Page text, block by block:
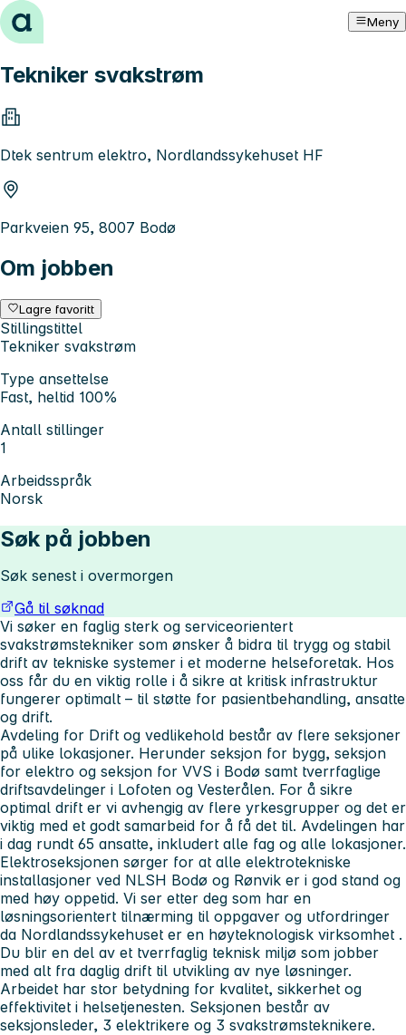
Hopp til innhold Meny
Tekniker svakstrøm
Dtek sentrum elektro, Nordlandssykehuset HF
Parkveien 95, 8007 Bodø
Om jobben
Lagre favoritt
Stillingstittel
Tekniker svakstrøm
Type ansettelse
Fast, heltid 100%
Antall stillinger
1
Arbeidsspråk
Norsk
Søk på jobben
Søk senest i overmorgen
Gå til søknad
Vi søker en faglig sterk og serviceorientert
svakstrømstekniker som ønsker å bidra til trygg og stabil
drift av tekniske systemer i et moderne helseforetak. Hos
oss får du en viktig rolle i å sikre at kritisk infrastruktur
fungerer optimalt – til støtte for pasientbehandling, ansatte
og drift.
Avdeling for Drift og vedlikehold består av flere seksjoner
på ulike lokasjoner. Herunder seksjon for bygg, seksjon
for elektro og seksjon for VVS i Bodø samt tverrfaglige
driftsavdelinger i Lofoten og Vesterålen. For å sikre
optimal drift er vi avhengig av flere yrkesgrupper og det er
viktig med et godt samarbeid for å få det til. Avdelingen har
i dag rundt 65 ansatte, inkludert alle fag og alle lokasjoner.
Elektroseksjonen sørger for at alle elektrotekniske
installasjoner ved NLSH Bodø og Rønvik er i god stand og
med høy oppetid. Vi ser etter deg som har en
løsningsorientert tilnærming til oppgaver og utfordringer
da Nordlandssykehuset er en høyteknologisk virksomhet .
Du blir en del av et tverrfaglig teknisk miljø som jobber
med alt fra daglig drift til utvikling av nye løsninger.
Arbeidet har stor betydning for kvalitet, sikkerhet og
effektivitet i helsetjenesten. Seksjonen består av
seksjonsleder, 3 elektrikere og 3 svakstrømsteknikere.